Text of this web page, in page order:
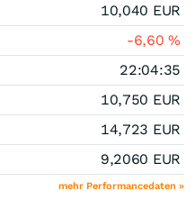
10,040 EUR
-6,60%
22:04:35
10,750 EUR
14,723 EUR
9,2060 EUR
mehr Performancedaten »